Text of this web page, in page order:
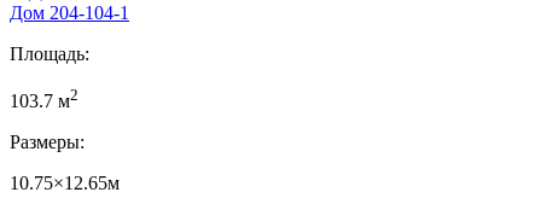
Дом 204-104-1
Площадь:
103.7 м2
Размеры:
10.75×12.65м